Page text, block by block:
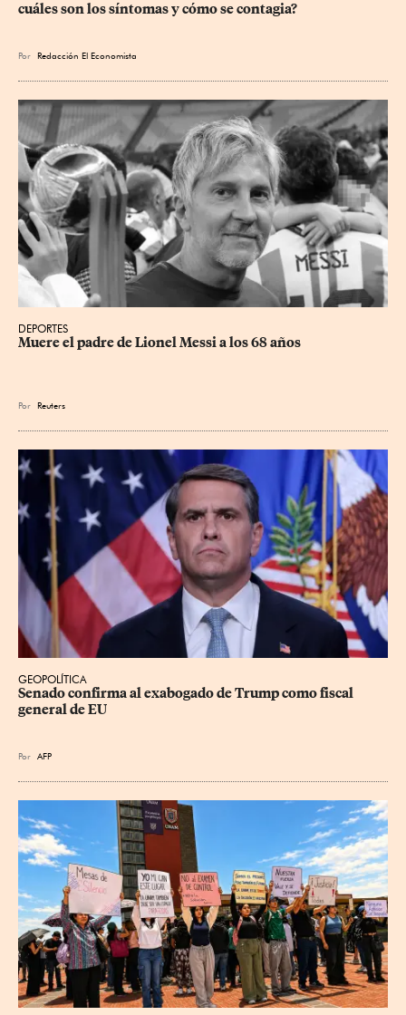
cuáles son los síntomas y cómo se contagia?
Por Redacción El Economista
DEPORTES
Muere el padre de Lionel Messi a los 68 años
Por Reuters
GEOPOLÍTICA
Senado confirma al exabogado de Trump como fiscal
general de EU
Por AFP